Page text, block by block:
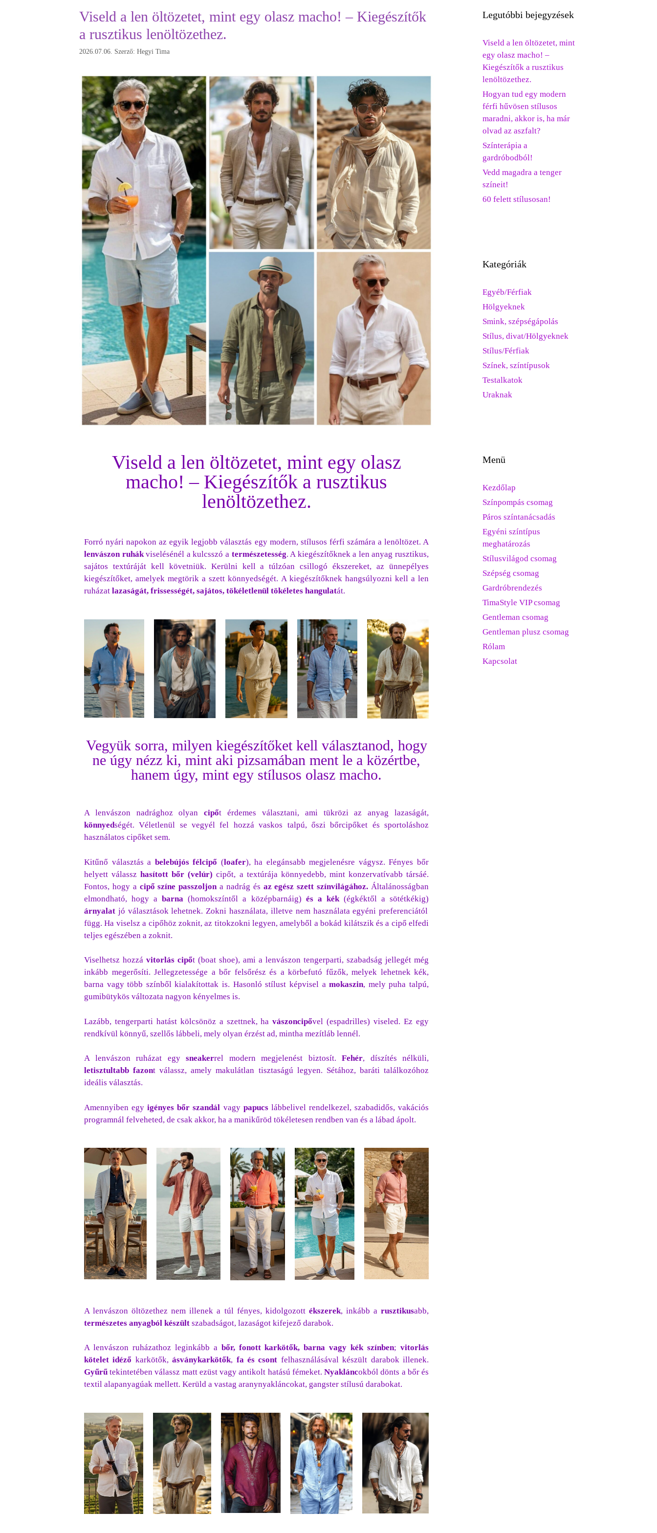
Viseld a len öltözetet, mint egy olasz macho! – Kiegészítők
a rusztikus lenöltözethez.
2026.07.06. Szerző: Hegyi Tima
Viseld a len öltözetet, mint egy olasz
macho! – Kiegészítők a rusztikus
lenöltözethez.
Forró nyári napokon az egyik legjobb választás egy modern, stílusos férfi számára a lenöltözet. A
lenvászon ruhákviselésénél a kulcsszó a természetesség. A kiegészítőknek a len anyag rusztikus,
sajátos textúráját kell követniük. Kerülni kell a túlzóan csillogó ékszereket, az ünnepélyes
kiegészítőket, amelyek megtörik a szett könnyedségét. A kiegészítőknek hangsúlyozni kell a len
ruházat lazaságát, frissességét, sajátos, tökéletlenül tökéletes hangulatát.
Vegyük sorra, milyen kiegészítőket kell választanod, hogy
ne úgy nézz ki, mint aki pizsamában ment le a közértbe,
hanem úgy, mint egy stílusos olasz macho.
A lenvászon nadrághoz olyancipőt érdemes választani, ami tükrözi az anyag lazaságát,
könnyedségét. Véletlenül se vegyél fel hozzá vaskos talpú, őszi bőrcipőket és sportoláshoz
használatos cipőket sem.
Kitűnő választás a belebújós félcipő (loafer), ha elegánsabb megjelenésre vágysz. Fényes bőr
helyett válasszhasított bőr (velúr) cipőt, a textúrája könnyedebb, mint konzervatívabb társáé.
Fontos, hogy a cipő színe passzoljon a nadrág és az egész szett színvilágához. Általánosságban
elmondható, hogy abarna(homokszíntől a középbarnáig) és a kék (égkéktől a sötétkékig)
árnyalat jó választások lehetnek. Zokni használata, illetve nem használata egyéni preferenciától
függ. Ha viselsz a cipőhöz zoknit, az titokzokni legyen, amelyből a bokád kilátszik és a cipő elfedi
teljes egészében a zoknit.
Viselhetsz hozzá vitorlás cipőt (boat shoe), ami a lenvászon tengerparti, szabadság jellegét még
inkább megerősíti. Jellegzetessége a bőr felsőrész és a körbefutó fűzők, melyek lehetnek kék,
barna vagy több színből kialakítottak is. Hasonló stílust képvisel amokaszin, mely puha talpú,
gumibütykös változata nagyon kényelmes is.
Lazább, tengerparti hatást kölcsönöz a szettnek, havászoncipővel (espadrilles) viseled. Ez egy
rendkívül könnyű, szellős lábbeli, mely olyan érzést ad, mintha mezítláb lennél.
A lenvászon ruházat egysneakerrel modern megjelenést biztosít. Fehér, díszítés nélküli,
letisztultabb fazont válassz, amely makulátlan tisztaságú legyen. Sétához, baráti találkozóhoz
ideális választás.
Amennyiben egyigényes bőr szandál vagy papucslábbelivel rendelkezel, szabadidős, vakációs
programnál felveheted, de csak akkor, ha a manikűröd tökéletesen rendben van és a lábad ápolt.
A lenvászon öltözethez nem illenek a túl fényes, kidolgozott ékszerek, inkább a rusztikusabb,
természetes anyagból készült szabadságot, lazaságot kifejező darabok.
A lenvászon ruházathoz leginkább a bőr, fonott karkötők, barna vagy kék színben;vitorlás
kötelet idéző karkötők,ásványkarkötők, fa és csont felhasználásával készült darabok illenek.
Gyűrű tekintetében válassz matt ezüst vagy antikolt hatású fémeket.Nyakláncokból dönts a bőr és
textil alapanyagúak mellett. Kerüld a vastag aranynyakláncokat, gangster stílusú darabokat.
Legutóbbi bejegyzések
Viseld a len öltözetet, mint
egy olasz macho! –
Kiegészítők a rusztikus
lenöltözethez.
Hogyan tud egy modern
férfi hűvösen stílusos
maradni, akkor is, ha már
olvad az aszfalt?
Színterápia a
gardróbodból!
Vedd magadra a tenger
színeit!
60 felett stílusosan!
Kategóriák
Egyéb/Férfiak
Hölgyeknek
Smink, szépségápolás
Stílus, divat/Hölgyeknek
Stílus/Férfiak
Színek, színtípusok
Testalkatok
Uraknak
Menü
Kezdőlap
Színpompás csomag
Páros színtanácsadás
Egyéni színtípus
meghatározás
Stílusvilágod csomag
Szépség csomag
Gardróbrendezés
TimaStyle VIP csomag
Gentleman csomag
Gentleman plusz csomag
Rólam
Kapcsolat